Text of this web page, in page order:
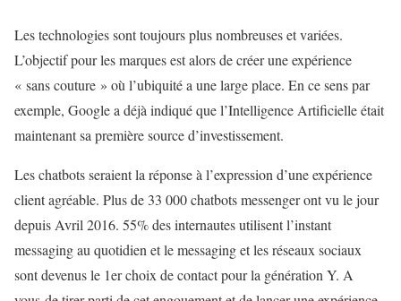
Les technologies sont toujours plus nombreuses et variées.
L’objectif pour les marques est alors de créer une expérience
« sans couture » où l’ubiquité a une large place. En ce sens par
exemple, Google a déjà indiqué que l’Intelligence Artificielle était
maintenant sa première source d’investissement.
Les chatbots seraient la réponse à l’expression d’une expérience
client agréable. Plus de 33 000 chatbots messenger ont vu le jour
depuis Avril 2016. 55% des internautes utilisent l’instant
messaging au quotidien et le messaging et les réseaux sociaux
sont devenus le 1er choix de contact pour la génération Y. A